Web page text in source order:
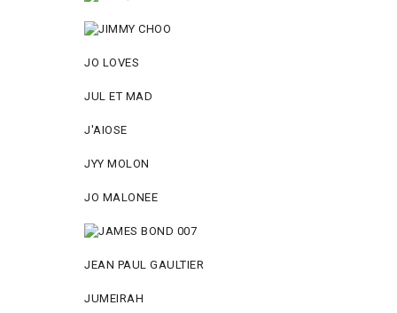
JO LOVES
JUL ET MAD
J'AIOSE
JYY МОLON
JO MАLОNEE
JEAN PAUL GAULTIER
JUMEIRAH